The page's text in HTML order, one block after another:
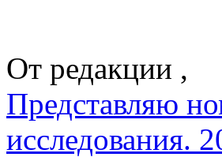
От редакции ,
Представляю
исследования.